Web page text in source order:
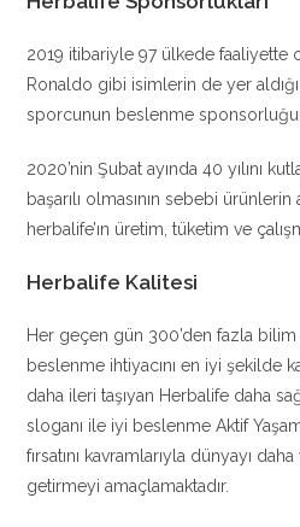
2019 itibariyle 97 ülkede faaliyette
Ronaldo gibi isimlerin de yer
sporcunun beslenme
2020’nin Şubat ayında 40 yılını
başarılı olmasının sebebi
herbalife’ın üretim, tüketim ve
Herbalife Kalitesi
Her geçen gün 300’den fazla bilim
beslenme ihtiyacını en iyi şekilde
daha ileri taşıyan Herbalife daha
sloganı ile iyi beslenme Aktif
fırsatını kavramlarıyla dünyayı
getirmeyi amaçlamaktadır.